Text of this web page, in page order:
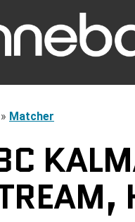
» Matcher